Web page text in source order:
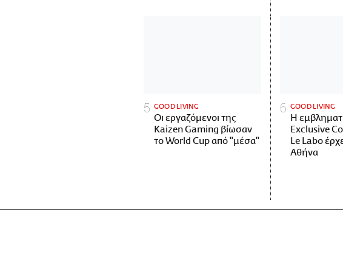
GOOD LIVING
Οι εργαζόμενοι της
Kaizen Gaming βίωσαν
το World Cup από "μέσα"
GOOD LIVING
Η
Exclusive
Le Labo
Αθήνα